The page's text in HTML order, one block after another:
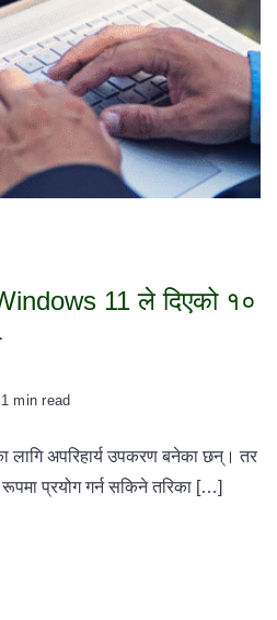
11 ले दिएको १०
1 min read
लागि अपरिहार्य उपकरण बनेका छन्। तर
प्रयोग गर्न सकिने तरिका […]